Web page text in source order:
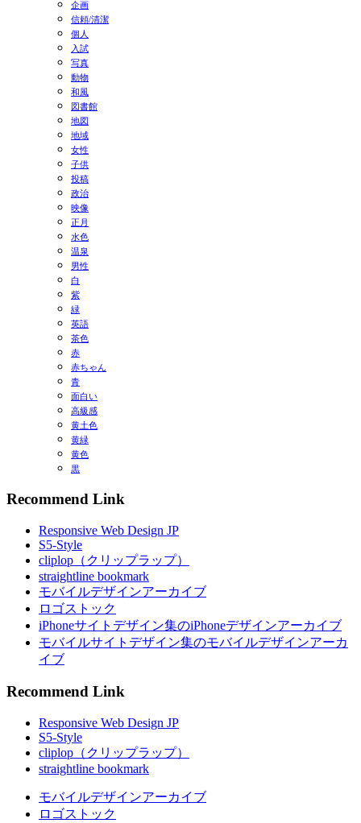
企画
信頼/清潔
個人
入試
写真
動物
和風
図書館
地図
地域
女性
子供
投稿
政治
映像
正月
水色
温泉
男性
白
紫
緑
英語
茶色
赤
赤ちゃん
青
面白い
高級感
黄土色
黄緑
黄色
黒
Recommend Link
Responsive Web Design JP
S5-Style
cliplop（クリップラップ）
straightline bookmark
モバイルデザインアーカイブ
ロゴストック
iPhoneサイトデザイン集のiPhoneデザインアーカイブ
モバイルサイトデザイン集のモバイルデザインアーカ
イブ
Recommend Link
Responsive Web Design JP
S5-Style
cliplop（クリップラップ）
straightline bookmark
モバイルデザインアーカイブ
ロゴストック